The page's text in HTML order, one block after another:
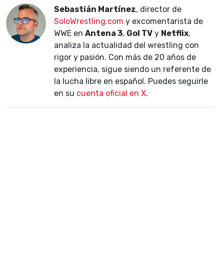
Sebastián Martínez, director de
SoloWrestling.com y excomentarista de
WWE en Antena 3, Gol TV y Netflix,
analiza la actualidad del wrestling con
rigor y pasión. Con más de 20 años de
experiencia, sigue siendo un referente de
la lucha libre en español. Puedes seguirle
en su cuenta oficial en X.